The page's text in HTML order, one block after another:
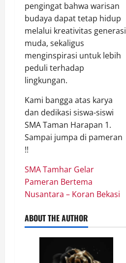
pengingat bahwa warisan
budaya dapat tetap hidup
melalui kreativitas generasi
muda, sekaligus
menginspirasi untuk lebih
peduli terhadap
lingkungan.
Kami bangga atas karya
dan dedikasi siswa-siswi
SMA Taman Harapan 1.
Sampai jumpa di pameran
!!
SMA Tamhar Gelar
Pameran Bertema
Nusantara – Koran Bekasi
ABOUT THE AUTHOR